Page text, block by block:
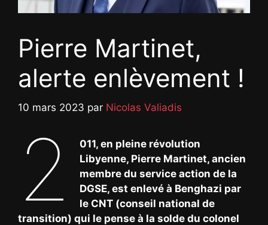
Pierre Martinet,
alerte enlèvement !
10 mars 2023 par Nicolas Valiadis
2
011, en pleine révolution
Libyenne, Pierre Martinet, ancien
membre du service action de la
DGSE, est enlevé à Benghazi par
le CNT (conseil national de
transition) qui le pense à la solde du colonel